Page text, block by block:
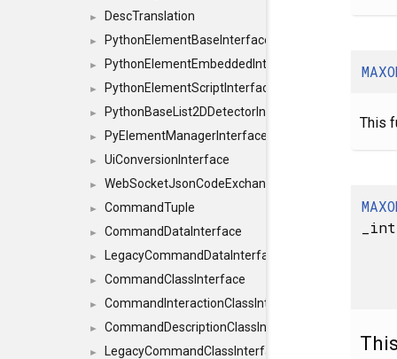
► DescTranslation
► PythonElementBaseInterface
► PythonElementEmbeddedInterface
► PythonElementScriptInterface
► PythonBaseList2DDetectorInterface
► PyElementManagerInterface
► UiConversionInterface
► WebSocketJsonCodeExchangerInterface
► CommandTuple
► CommandDataInterface
► LegacyCommandDataInterface
► CommandClassInterface
► CommandInteractionClassInterface
► CommandDescriptionClassInterface
► LegacyCommandClassInterface
This